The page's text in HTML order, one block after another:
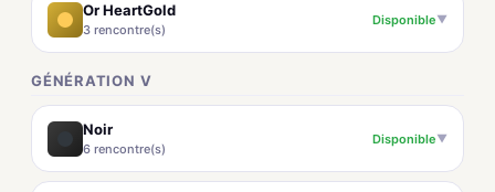
Or HeartGold
3 rencontre(s)
Disponible▼
GÉNÉRATION V
Noir
6 rencontre(s)
Disponible▼